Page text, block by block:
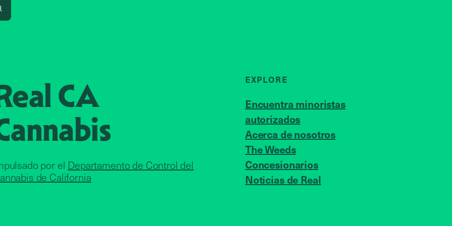
CA
por el Departamento de Control del
de California
EXPLORE
Encuentra minoristas
autorizados
Acerca de nosotros
The Weeds
Concesionarios
Noticias de Real